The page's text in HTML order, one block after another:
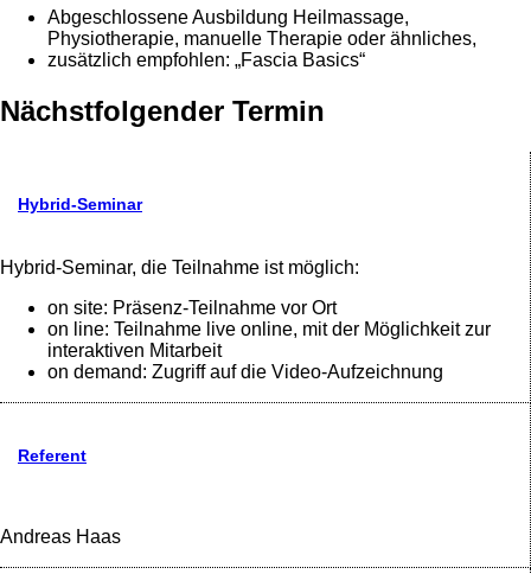
Abgeschlossene Ausbildung Heilmassage,
Physiotherapie, manuelle Therapie oder ähnliches,
zusätzlich empfohlen: „Fascia Basics“
Nächstfolgender Termin
Hybrid-Seminar
Hybrid-Seminar, die Teilnahme ist möglich:
on site: Präsenz-Teilnahme vor Ort
on line: Teilnahme live online, mit der Möglichkeit zur
interaktiven Mitarbeit
on demand: Zugriff auf die Video-Aufzeichnung
Referent
Andreas Haas